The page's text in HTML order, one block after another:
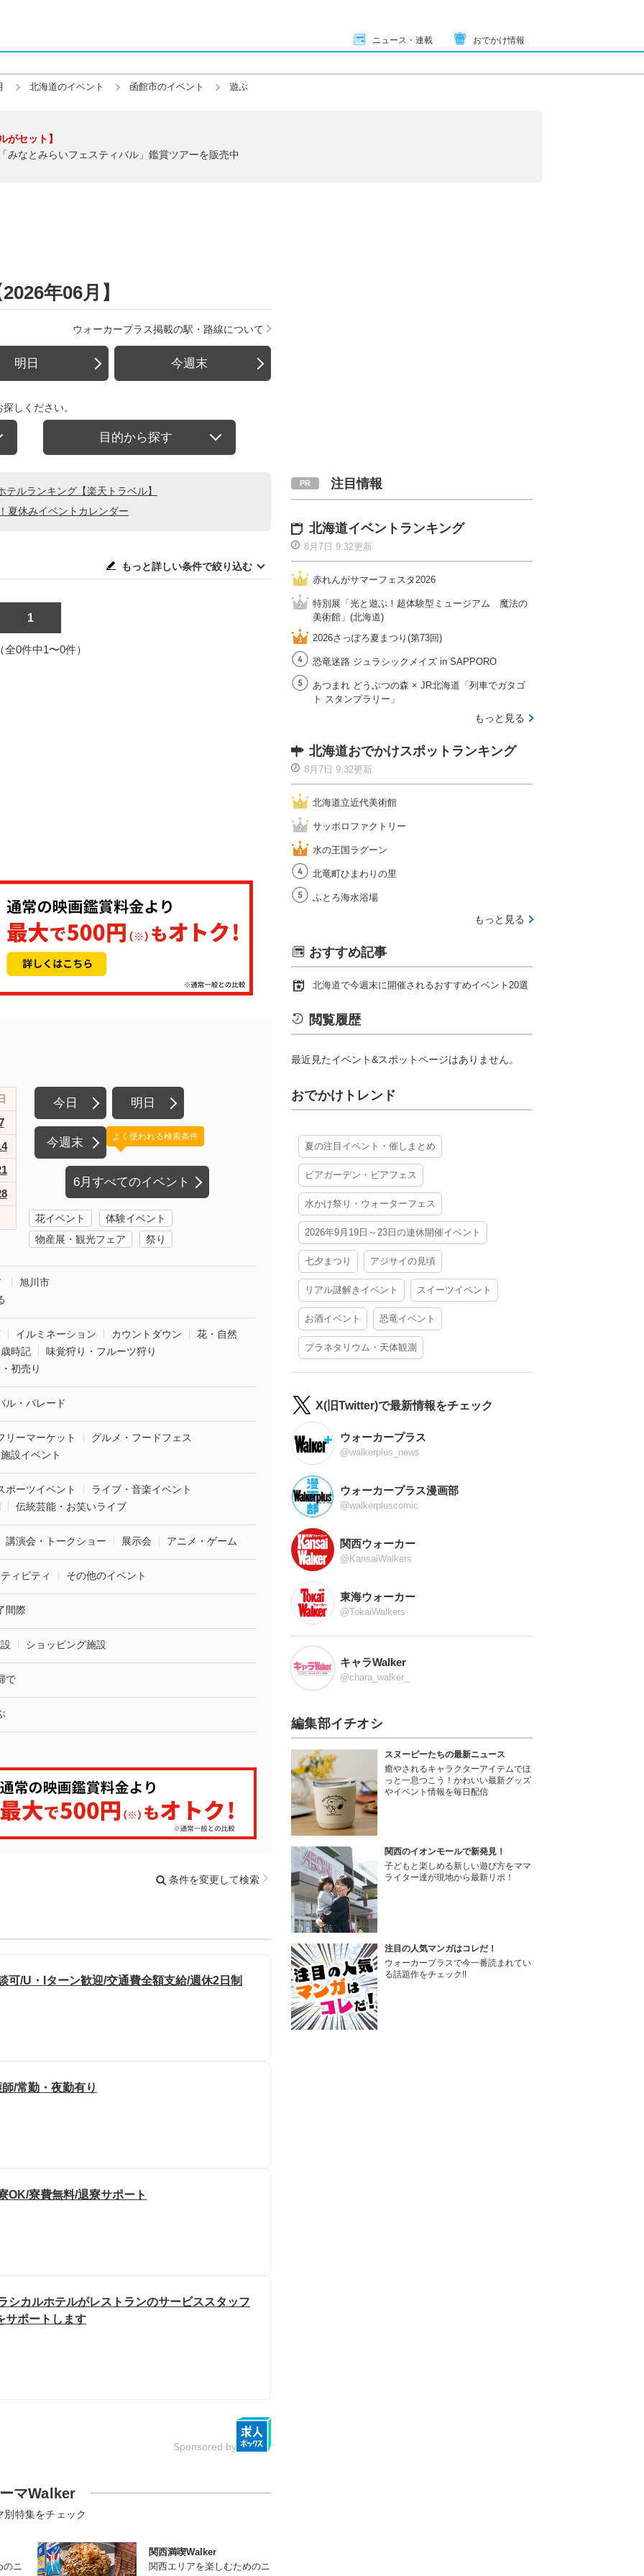
ニュース・連載 おでかけ情報
北海道のイベント 函館市のイベント 遊ぶ
がセット】
みなとみらいフェスティバル」鑑賞ツアーを販売中
年06月】
ウォーカープラス掲載の駅・路線について
明日 今週末
しください。
目的から探す
ルランキング【楽天トラベル】
夏休みイベントカレンダー
もっと詳しい条件で絞り込む
1
全0件中1〜0件）
今日 明日
今週末
6月すべてのイベント
よく使われる検索条件
花イベント
体験イベント
物産展・観光フェア
祭り
旭川市
イルミネーション カウントダウン
花・自然
時記
味覚狩り・フルーツ狩り
初売り
ル・パレード
リーマーケット
グルメ・フードフェス
設イベント
ポーツイベント
ライブ・音楽イベント
伝統芸能・お笑いライブ
講演会・トークショー 展示会 アニメ・ゲーム
ィビティ その他のイベント
間際
ショッピング施設
で
条件を変更して検索
可/U・Iターン歓迎/交通費全額支給/週休2日制
/常勤・夜勤有り
OK/寮費無料/退寮サポート
シカルホテルがレストランのサービススタッフ
サポートします
Sponsored by
マWalker
別特集をチェック
のニ
関西満喫Walker
関西エリアを楽しむためのニ
注目情報
北海道イベントランキング
8月7日 9:32更新
赤れんがサマーフェスタ2026
特別展「光と遊ぶ！超体験型ミュージアム 魔法の
美術館」(北海道)
2026さっぽろ夏まつり(第73回)
恐竜迷路 ジュラシックメイズ in SAPPORO
あつまれ どうぶつの森 × JR北海道「列車でガタゴ
ト スタンプラリー」
もっと見る
北海道おでかけスポットランキング
8月7日 9:32更新
北海道立近代美術館
サッポロファクトリー
水の王国ラグーン
北竜町ひまわりの里
ふとろ海水浴場
もっと見る
おすすめ記事
北海道で今週末に開催されるおすすめイベント20選
閲覧履歴
最近見たイベント&スポットページはありません。
おでかけトレンド
夏の注目イベント・催しまとめ
ビアガーデン・ビアフェス
水かけ祭り・ウォーターフェス
2026年9月19日～23日の連休開催イベント
七夕まつり アジサイの見頃
リアル謎解きイベント スイーツイベント
お酒イベント 恐竜イベント
プラネタリウム・天体観測
X(旧Twitter)で最新情報をチェック
ウォーカープラス
@walkerplus_news
ウォーカープラス漫画部
@walkerpluscomic
関西ウォーカー
@KansaiWalkers
東海ウォーカー
@TokaiWalkers
キャラWalker
@chara_walker_
編集部イチオシ
スヌーピーたちの最新ニュース
癒やされるキャラクターアイテムでほ
っと一息つこう！かわいい最新グッズ
やイベント情報を毎日配信
関西のイオンモールで新発見！
子どもと楽しめる新しい遊び方をママ
ライター達が現地から最新リポ！
注目の人気マンガはコレだ！
ウォーカープラスで今一番読まれてい
る話題作をチェック!!